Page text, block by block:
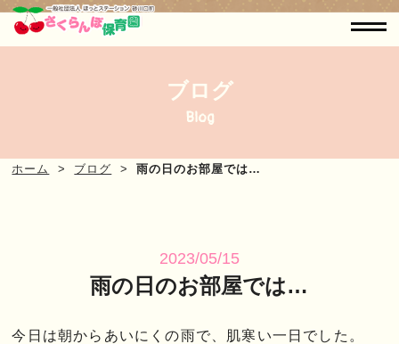
ブログ
Blog
ホーム ブログ 雨の日のお部屋では…
2023/05/15
雨の日のお部屋では…
今日は朝からあいにくの雨で、肌寒い一日でした。